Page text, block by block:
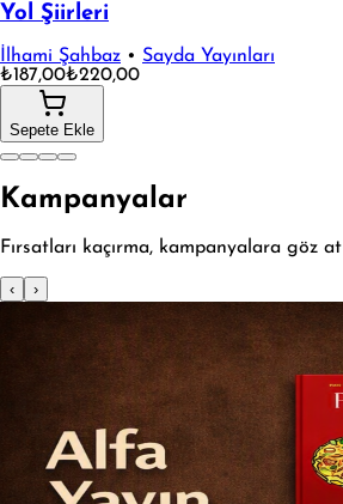
Yol Şiirleri
İlhami Şahbaz • Sayda Yayınları
₺187,00₺220,00
Sepete Ekle
Kampanyalar
Fırsatları kaçırma, kampanyalara göz at
‹ ›